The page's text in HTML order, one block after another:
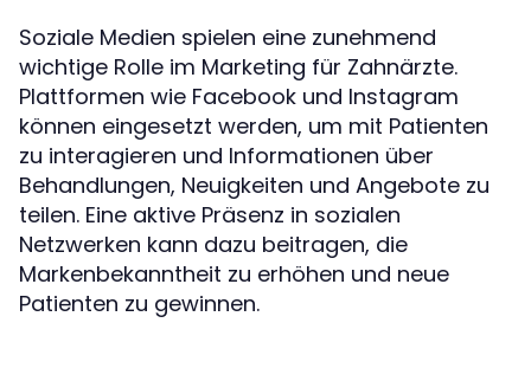
Soziale Medien spielen eine zunehmend
wichtige Rolle im Marketing für Zahnärzte.
Plattformen wie Facebook und Instagram
können eingesetzt werden, um mit Patienten
zu interagieren und Informationen über
Behandlungen, Neuigkeiten und Angebote zu
teilen. Eine aktive Präsenz in sozialen
Netzwerken kann dazu beitragen, die
Markenbekanntheit zu erhöhen und neue
Patienten zu gewinnen.